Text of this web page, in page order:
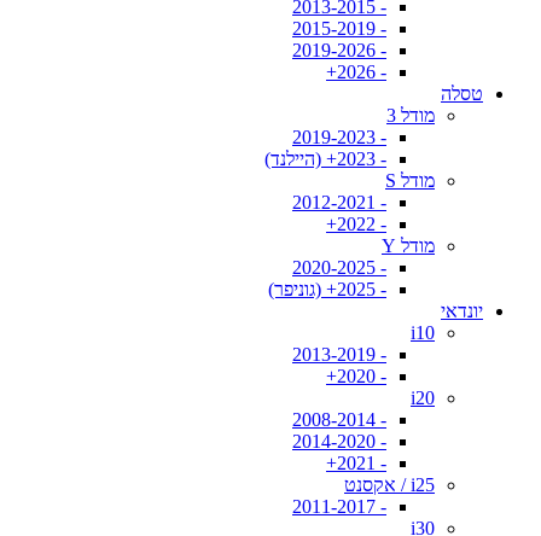
- 2013-2015
- 2015-2019
- 2019-2026
- 2026+
טסלה
מודל 3
- 2019-2023
- 2023+ (היילנד)
מודל S
- 2012-2021
- 2022+
מודל Y
- 2020-2025
- 2025+ (גוניפר)
יונדאי
i10
- 2013-2019
- 2020+
i20
- 2008-2014
- 2014-2020
- 2021+
i25 / אקסנט
- 2011-2017
i30